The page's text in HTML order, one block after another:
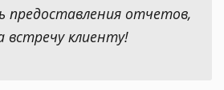
предоставления отчетов,
встречу клиенту!